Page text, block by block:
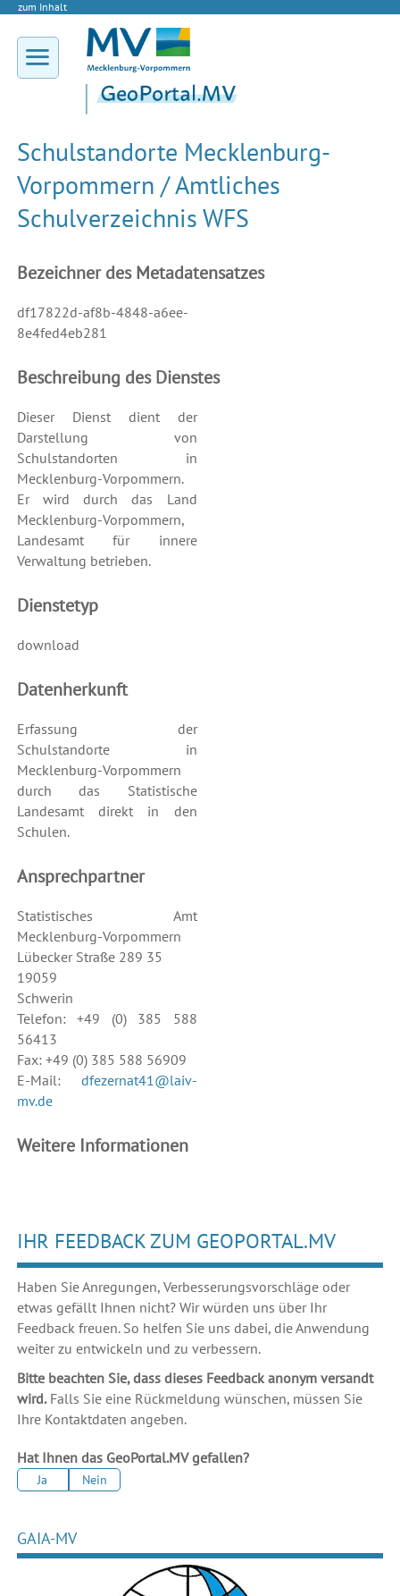
zum Inhalt
Schulstandorte Mecklenburg-
Vorpommern / Amtliches
Schulverzeichnis WFS
Bezeichner des Metadatensatzes
df17822d-af8b-4848-a6ee-
8e4fed4eb281
Beschreibung des Dienstes
Dieser Dienst dient der
Darstellung von
Schulstandorten in
Mecklenburg-Vorpommern.
Er wird durch das Land
Mecklenburg-Vorpommern,
Landesamt für innere
Verwaltung betrieben.
Dienstetyp
download
Datenherkunft
Erfassung der
Schulstandorte in
Mecklenburg-Vorpommern
durch das Statistische
Landesamt direkt in den
Schulen.
Ansprechpartner
Statistisches Amt
Mecklenburg-Vorpommern
Lübecker Straße 289 35
19059
Schwerin
Telefon: +49 (0) 385 588
56413
Fax: +49 (0) 385 588 56909
E-Mail: dfezernat41@laiv-
mv.de
Weitere Informationen
IHR FEEDBACK ZUM GEOPORTAL.MV
Haben Sie Anregungen, Verbesserungsvorschläge oder
etwas gefällt Ihnen nicht? Wir würden uns über Ihr
Feedback freuen. So helfen Sie uns dabei, die Anwendung
weiter zu entwickeln und zu verbessern.
Bitte beachten Sie, dass dieses Feedback anonym versandt
wird.Falls Sie eine Rückmeldung wünschen, müssen Sie
Ihre Kontaktdaten angeben.
Hat Ihnen das GeoPortal.MV gefallen?
Ja Nein
GAIA-MV